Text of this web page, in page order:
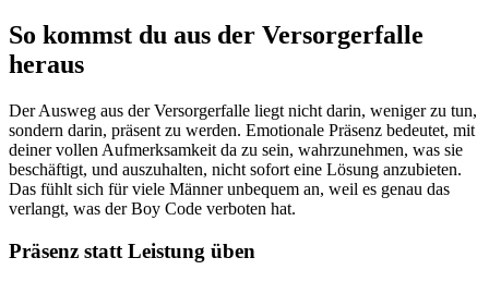
So kommst du aus der Versorgerfalle
heraus
Der Ausweg aus der Versorgerfalle liegt nicht darin, weniger zu tun,
sondern darin, präsent zu werden. Emotionale Präsenz bedeutet, mit
deiner vollen Aufmerksamkeit da zu sein, wahrzunehmen, was sie
beschäftigt, und auszuhalten, nicht sofort eine Lösung anzubieten.
Das fühlt sich für viele Männer unbequem an, weil es genau das
verlangt, was der Boy Code verboten hat.
Präsenz statt Leistung üben